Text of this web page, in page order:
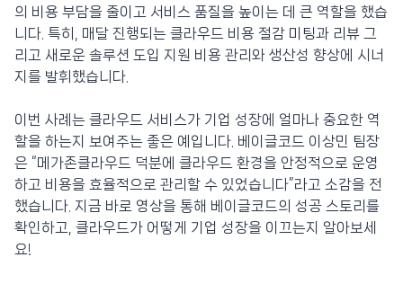
의 비용 부담을 줄이고 서비스 품질을 높이는 데 큰 역할을 했습
니다. 특히, 매달 진행되는 클라우드 비용 절감 미팅과 리뷰 그
리고 새로운 솔루션 도입 지원 비용 관리와 생산성 향상에 시너
지를 발휘했습니다.
이번 사례는 클라우드 서비스가 기업 성장에 얼마나 중요한 역
할을 하는지 보여주는 좋은 예입니다. 베이글코드 이상민 팀장
은 “메가존클라우드 덕분에 클라우드 환경을 안정적으로 운영
하고 비용을 효율적으로 관리할 수 있었습니다”라고 소감을 전
했습니다. 지금 바로 영상을 통해 베이글코드의 성공 스토리를
확인하고, 클라우드가 어떻게 기업 성장을 이끄는지 알아보세
요!